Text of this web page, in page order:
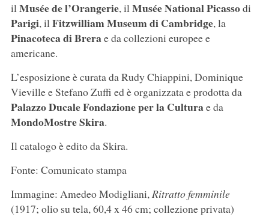
ilMusée de l’Orangerie, ilMusée National Picassodi
Parigi, ilFitzwilliam Museum di Cambridge, la
Pinacoteca di Brerae da collezioni europee e
americane.
L’esposizione è curata da Rudy Chiappini, Dominique
Vieville e Stefano Zuffi ed è organizzata e prodotta da
Palazzo Ducale Fondazione per la Culturae da
MondoMostre Skira.
Il catalogo è edito da Skira.
Fonte: Comunicato stampa
Immagine: Amedeo Modigliani,Ritratto femminile
(1917; olio su tela, 60,4 x 46 cm; collezione privata)